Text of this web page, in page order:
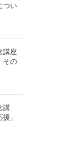
つい
講座
その
講
」